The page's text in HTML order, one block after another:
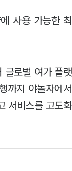
사용 가능한 최
글로벌 여가 플랫
까지 야놀자에서
서비스를 고도화